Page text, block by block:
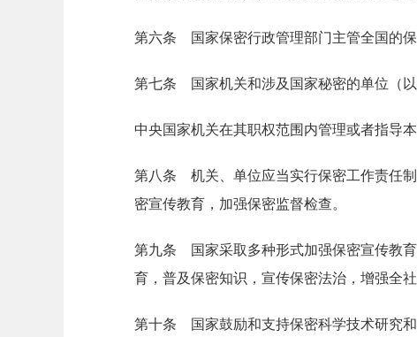
第六条 国家保密行政管理部门主管全国的保
第七条 国家机关和涉及国家秘密的单位（以
中央国家机关在其职权范围内管理或者指导本
第八条 机关、单位应当实行保密工作责任
密宣传教育，加强保密监督检查。
第九条 国家采取多种形式加强保密宣传教
育，普及保密知识，宣传保密法治，增强全社
第十条 国家鼓励和支持保密科学技术研究和